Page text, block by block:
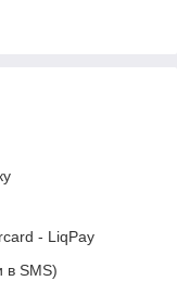
- LiqPay
в SMS)